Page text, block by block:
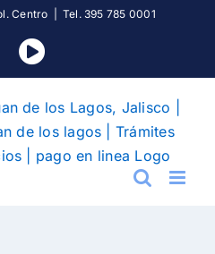
Centro Tel. 395 785 0001
FacebookYouTube